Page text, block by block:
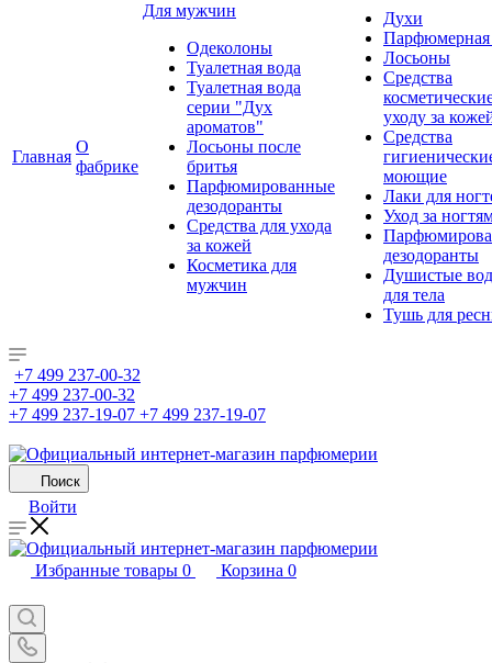
Главная
О
фабрике
Для мужчин
Одеколоны
Туалетная вода
Туалетная вода
серии "Дух
ароматов"
Лосьоны после
бритья
Парфюмированные
дезодоранты
Средства для ухода
за кожей
Косметика для
мужчин
Духи
Парфюмерная
Лосьоны
Средства
уходу за
Средства
моющие
Лаки для
Уход за
дезодоранты
Душистые
для тела
Тушь для
+7 499 237-00-32
+7 499 237-00-32
+7 499 237-19-07 +7 499 237-19-07
Поиск
Войти
Избранные товары 0 Корзина 0